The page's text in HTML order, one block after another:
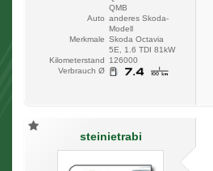
QMB
Auto anderes Skoda-
Modell
Merkmale Skoda Octavia
5E, 1.6 TDI 81kW
Kilometerstand
126000
Verbrauch Ø
steinietrabi